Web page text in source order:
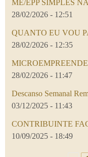
ME/EPP SIMPLES
28/02/2026 - 12:51
QUANTO EU VOU
28/02/2026 - 12:35
28/02/2026 - 11:47
Descanso Semanal
03/12/2025 - 11:43
CONTRIBUINTE
10/09/2025 - 18:49